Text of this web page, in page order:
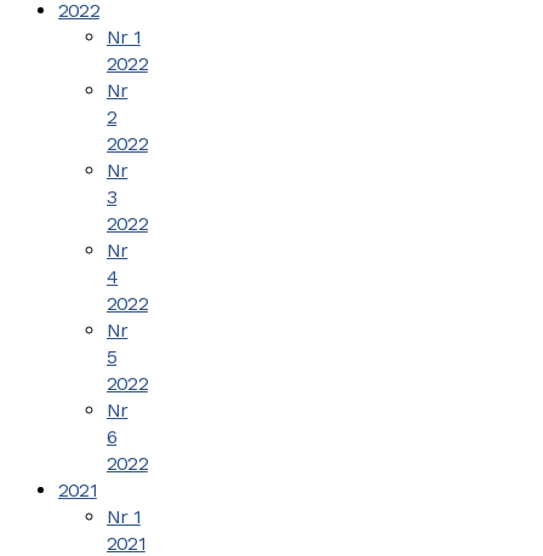
2022
Nr 1
2022
Nr
2
2022
Nr
3
2022
Nr
4
2022
Nr
5
2022
Nr
6
2022
2021
Nr 1
2021